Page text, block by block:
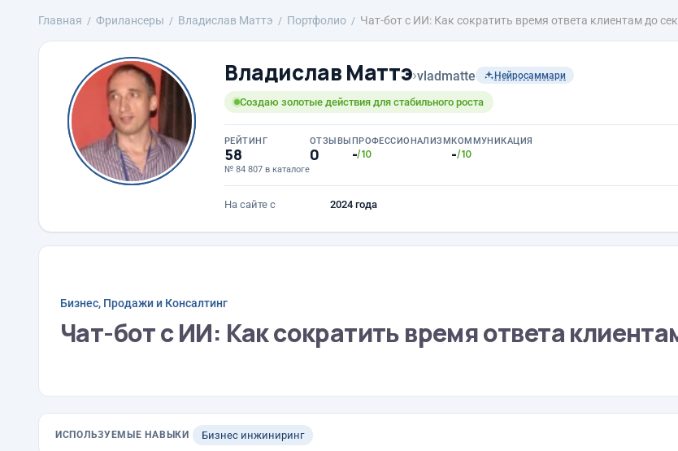
Главная Фрилансеры Владислав Маттэ Портфолио Чат-бот с ИИ: Как сократить время ответа клиентам до
Владислав Маттэ›vladmatte Нейросаммари
Создаю золотые действия для стабильного роста
РЕЙТИНГ
58
№ 84 807 в каталоге
ОТЗЫВЫ
0
ПРОФЕССИОНАЛИЗМ
-/10
КОММУНИКАЦИЯ
-/10
На сайте с 2024 года
Бизнес, Продажи и Консалтинг
Чат-бот с ИИ: Как сократить время ответа
ИСПОЛЬЗУЕМЫЕ НАВЫКИ Бизнес инжиниринг